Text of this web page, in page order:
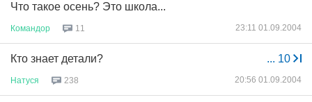
Что такое осень? Это школа...
Командор 11 23:11 01.09.2004
... 10
Кто знает детали?
Натуся 238 20:56 01.09.2004